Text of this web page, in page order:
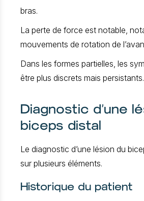
bras.
La perte de force est notable,
mouvements de rotation de
Dans les formes partielles, les
être plus discrets mais persistants.
Diagnostic d’une
biceps distal
Le diagnostic d’une lésion du
sur plusieurs éléments.
Historique du patient